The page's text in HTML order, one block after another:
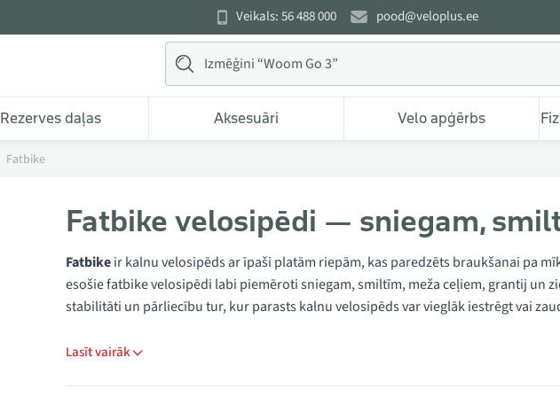
Veikals: 56 488 000 pood@veloplus.ee
Rezerves daļas Aksesuāri Velo apģērbs
Fatbike
Fatbike velosipēdi — sniegam,
Fatbikeir kalnu velosipēds ar īpaši platām riepām, kas paredzēts braukšanai pa
esošie fatbike velosipēdi labi piemēroti sniegam, smiltīm, meža ceļiem, grantij un
stabilitāti un pārliecību tur, kur parasts kalnu velosipēds var vieglāk iestrēgt vai
Lasīt vairāk